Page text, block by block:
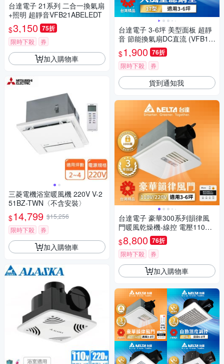
台達電子 21系列 二合一換氣扇
+照明 超靜音VFB21ABELEDT
$3,150 75折
限時下殺 券
加入購物車
三菱電機浴室暖風機 220V V-2
51BZ-TWN〈不含安裝〉
$14,799 $15,256
限時下殺
券
加入購物車
台達電子 3-6坪 美型面板 超靜
音 節能換氣扇DC直流 (VFB17
ABT-F)
$1,900 76折
限時下殺 券
貨到通知我
台達電子 豪華300系列韻律風
門暖風乾燥機-線控 電壓110V
(VHB30ACMT-AD)
$8,800 76折
限時下殺 券
加入購物車